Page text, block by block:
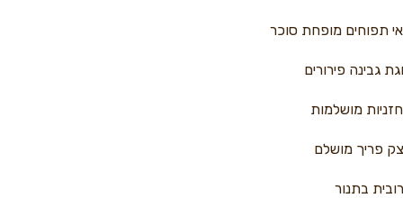
תפוחים מופחת סוכר
גבינה פירורים
מושלמות
פריך מושלם
בתנור